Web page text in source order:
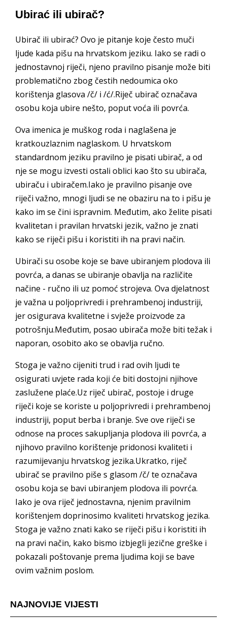
Ubirać ili ubirač?
Ubirač ili ubirać? Ovo je pitanje koje često muči
ljude kada pišu na hrvatskom jeziku. Iako se radi o
jednostavnoj riječi, njeno pravilno pisanje može biti
problematično zbog čestih nedoumica oko
korištenja glasova /č/ i /ć/.Riječ ubirač označava
osobu koja ubire nešto, poput voća ili povrća.
Ova imenica je muškog roda i naglašena je
kratkouzlaznim naglaskom. U hrvatskom
standardnom jeziku pravilno je pisati ubirač, a od
nje se mogu izvesti ostali oblici kao što su ubirača,
ubiraču i ubiračem.Iako je pravilno pisanje ove
riječi važno, mnogi ljudi se ne obaziru na to i pišu je
kako im se čini ispravnim. Međutim, ako želite pisati
kvalitetan i pravilan hrvatski jezik, važno je znati
kako se riječi pišu i koristiti ih na pravi način.
Ubirači su osobe koje se bave ubiranjem plodova ili
povrća, a danas se ubiranje obavlja na različite
načine - ručno ili uz pomoć strojeva. Ova djelatnost
je važna u poljoprivredi i prehrambenoj industriji,
jer osigurava kvalitetne i svježe proizvode za
potrošnju.Međutim, posao ubirača može biti težak i
naporan, osobito ako se obavlja ručno.
Stoga je važno cijeniti trud i rad ovih ljudi te
osigurati uvjete rada koji će biti dostojni njihove
zaslužene plaće.Uz riječ ubirač, postoje i druge
riječi koje se koriste u poljoprivredi i prehrambenoj
industriji, poput berba i branje. Sve ove riječi se
odnose na proces sakupljanja plodova ili povrća, a
njihovo pravilno korištenje pridonosi kvaliteti i
razumijevanju hrvatskog jezika.Ukratko, riječ
ubirač se pravilno piše s glasom /č/ te označava
osobu koja se bavi ubiranjem plodova ili povrća.
Iako je ova riječ jednostavna, njenim pravilnim
korištenjem doprinosimo kvaliteti hrvatskog jezika.
Stoga je važno znati kako se riječi pišu i koristiti ih
na pravi način, kako bismo izbjegli jezične greške i
pokazali poštovanje prema ljudima koji se bave
ovim važnim poslom.
NAJNOVIJE VIJESTI